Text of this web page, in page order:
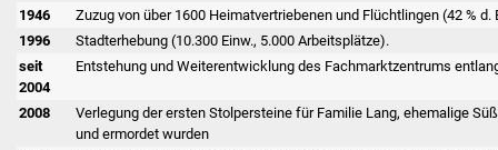
Stadtbücherei
Stadtarchiv
1946
Zuzug von über 1600 Heimatvertriebenen und Flüchtlingen (42 % d.
1996
Stadterhebung (10.300 Einw., 5.000 Arbeitsplätze).
seit
2004
Entstehung und Weiterentwicklung des Fachmarktzentrums
2008
Verlegung der ersten Stolpersteine für Familie Lang, ehemalige
und ermordet wurden